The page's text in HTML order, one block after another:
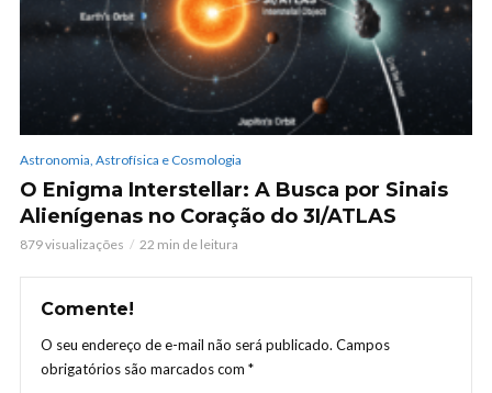
Astronomia, Astrofísica e Cosmologia
O Enigma Interstellar: A Busca por Sinais
Alienígenas no Coração do 3I/ATLAS
879 visualizações 22 min de leitura
Comente!
O seu endereço de e-mail não será publicado. Campos
obrigatórios são marcados com *